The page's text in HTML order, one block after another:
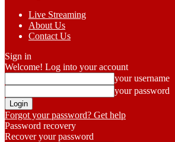
Live Streaming
About Us
Contact Us
Sign in
Welcome! Log into your account
your username
your password
Forgot your password? Get help
Password recovery
Recover your password